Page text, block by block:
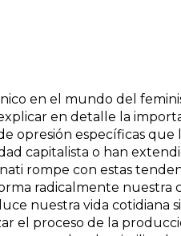
en el mundo del
en detalle la
opresión específicas que
capitalista o han
rompe con estas
radicalmente nuestra
nuestra vida cotidiana
el proceso de la